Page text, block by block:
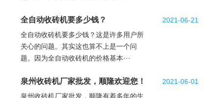
全自动收砖机要多少钱？
全自动收砖机要多少钱？这是许多用户所
关心的问题。其实这也算不上是一个问
题。因为全自动收砖机的价格基本···
2021-06-21
泉州收砖机厂家批发，顺隆欢迎您！
泉州收砖机厂家批发，顺隆有着多年的生
2021-06-01